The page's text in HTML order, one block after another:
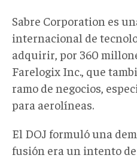
Sabre Corporation es
internacional de
adquirir, por 360
Farelogix Inc., que
ramo de negocios,
para aerolíneas.
El DOJ formuló una
fusión era un intento